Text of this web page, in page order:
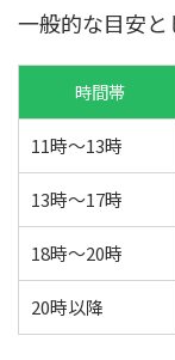
一般的な目安と
時間帯
11時〜13時
13時〜17時
18時〜20時
20時以降